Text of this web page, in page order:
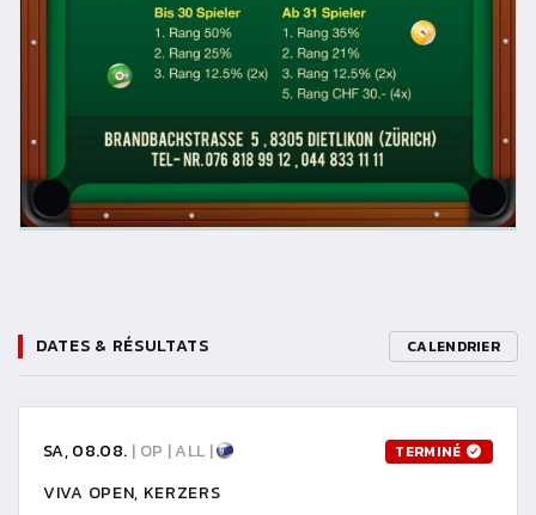
DATES & RÉSULTATS CALENDRIER
SA, 08.08. | OP | ALL | TERMINÉ
VIVA OPEN, KERZERS